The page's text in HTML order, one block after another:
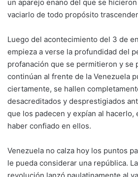
un aparejo enano del que se
vaciarlo de todo propósito
Luego del acontecimiento del 3 de
empieza a verse la profundidad del
profanación que se permitieron y se
continúan al frente de la Venezuela
ciertamente, se hallen
desacreditados y desprestigiados
que los padecen y expían al hacerlo,
haber confiado en ellos.
Venezuela no calza hoy los puntos
le pueda considerar una república.